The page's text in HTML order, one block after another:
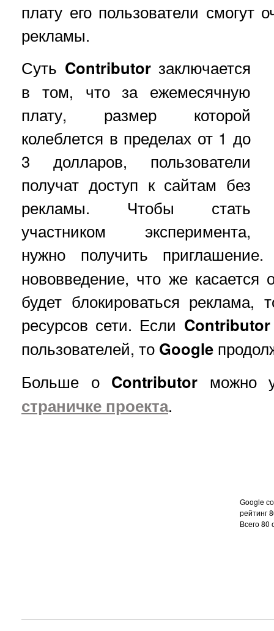
плату его пользователи смогут
рекламы.
Суть Contributorзаключается
в том, что за ежемесячную
плату, размер которой
колеблется в пределах от 1 до
3 долларов, пользователи
получат доступ к сайтам без
рекламы. Чтобы стать
участником эксперимента,
нужно получить
нововведение, что же касается
будет блокироваться
ресурсов сети. Если Contributor
пользователей, то Google
Больше о Contributor можно
страничке проекта.
Google
рейтинг
Всего80